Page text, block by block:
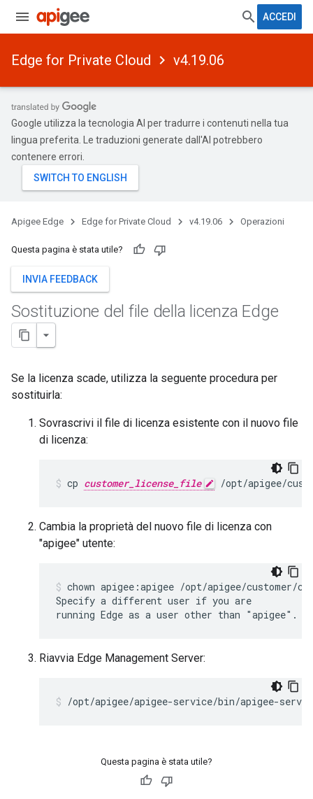
ACCEDI
Edge for Private Cloud v4.19.06
Google utilizza la tecnologia AI per tradurre i contenuti nella tua
lingua preferita. Le traduzioni generate dall'AI potrebbero
contenere errori.
Apigee Edge Edge for Private Cloud v4.19.06 Operazioni
Questa pagina è stata utile?
INVIA FEEDBACK
Sostituzione del file della licenza Edge
Se la licenza scade, utilizza la seguente procedura per
sostituirla:
Sovrascrivi il file di licenza esistente con il nuovo file
di licenza:
cp customer_license_file /opt/apigee/
Cambia la proprietà del nuovo file di licenza con
"apigee" utente:
chown apigee:apigee /opt/apigee/customer/
Specify a different user if you are
running Edge as a user other than "apigee".
Riavvia Edge Management Server:
/opt/apigee/apigee-service/bin/apigee-
Questa pagina è stata utile?